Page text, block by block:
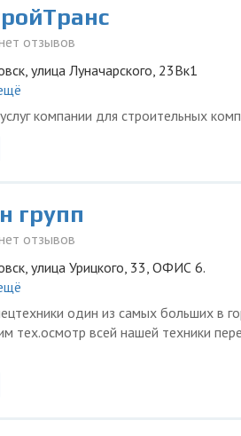
отзывов
улица Луначарского, 23Вк1
компании для строительных
групп
отзывов
улица Урицкого, 33, ОФИС 6.
один из самых больших в
тех.осмотр всей нашей техники